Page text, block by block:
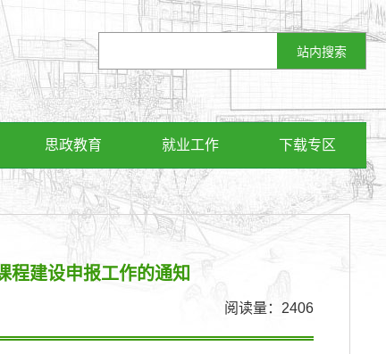
思政教育 就业工作 下载专区
程建设申报工作的通知
阅读量： 2406